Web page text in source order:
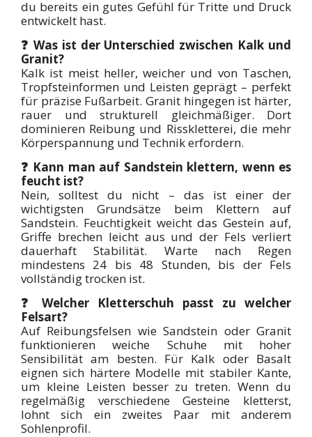
du bereits ein gutes Gefühl für Tritte und Druck
entwickelt hast.
❓ Was ist der Unterschied zwischen Kalk und
Granit?
Kalk ist meist heller, weicher und von Taschen,
Tropfsteinformen und Leisten geprägt – perfekt
für präzise Fußarbeit. Granit hingegen ist härter,
rauer und strukturell gleichmäßiger. Dort
dominieren Reibung und Risskletterei, die mehr
Körperspannung und Technik erfordern.
❓ Kann man auf Sandstein klettern, wenn es
feucht ist?
Nein, solltest du nicht – das ist einer der
wichtigsten Grundsätze beim Klettern auf
Sandstein. Feuchtigkeit weicht das Gestein auf,
Griffe brechen leicht aus und der Fels verliert
dauerhaft Stabilität. Warte nach Regen
mindestens 24 bis 48 Stunden, bis der Fels
vollständig trocken ist.
❓ Welcher Kletterschuh passt zu welcher
Felsart?
Auf Reibungsfelsen wie Sandstein oder Granit
funktionieren weiche Schuhe mit hoher
Sensibilität am besten. Für Kalk oder Basalt
eignen sich härtere Modelle mit stabiler Kante,
um kleine Leisten besser zu treten. Wenn du
regelmäßig verschiedene Gesteine kletterst,
lohnt sich ein zweites Paar mit anderem
Sohlenprofil.